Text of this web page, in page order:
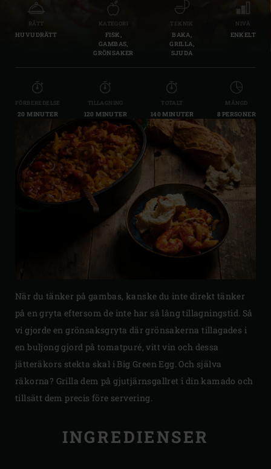
RÄTT
HUVUDRÄTT
KATEGORI
FISK,
GAMBAS,
GRÖNSAKER
TEKNIK
BAKA,
GRILLA,
SJUDA
NIVÅ
ENKELT
FÖRBEREDELSE
20 MINUTER
TILLAGNING
120 MINUTER
TOTALT
140 MINUTER
MÄNGD
8 PERSONER
När du tänker på gambas, kanske du inte direkt tänker
på en gryta eftersom de inte har så lång tillagningstid. Så
vi gjorde en grönsaksgryta där grönsakerna tillagades i
en buljong gjord på tomatpuré, vitt vin och dessa
jätteräkors stekta skal i Big Green Egg. Och själva
räkorna? Grilla dem på gjutjärnsgallret i din kamado och
tillsätt dem precis före servering.
INGREDIENSER